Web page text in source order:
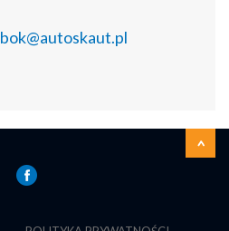
bok@autoskaut.pl